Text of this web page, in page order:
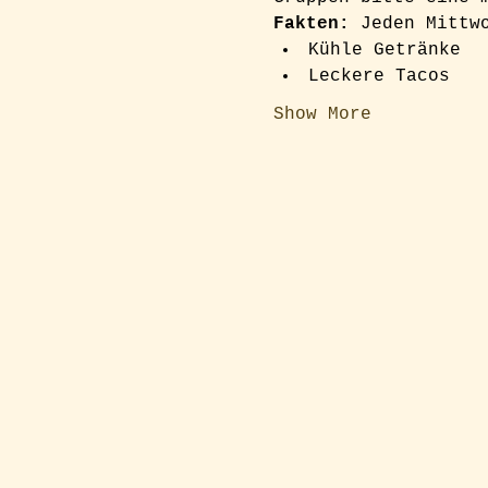
Fakten:
Jeden
Kühle Getränke
Leckere Tacos
Show More